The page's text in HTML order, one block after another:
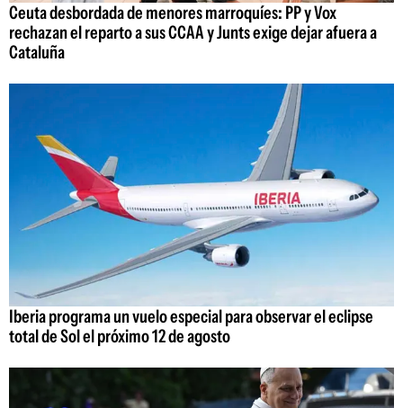
Ceuta desbordada de menores marroquíes: PP y Vox
rechazan el reparto a sus CCAA y Junts exige dejar afuera a
Cataluña
Iberia programa un vuelo especial para observar el eclipse
total de Sol el próximo 12 de agosto